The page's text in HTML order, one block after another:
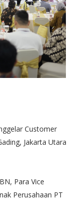
Customer
Jakarta Utara
Para Vice
Perusahaan PT